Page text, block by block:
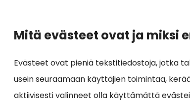
Mitä evästeet ovat ja miksi
Evästeet ovat pieniä tekstitiedostoja, jotka
usein seuraamaan käyttäjien toimintaa,
aktiivisesti valinneet olla käyttämättä